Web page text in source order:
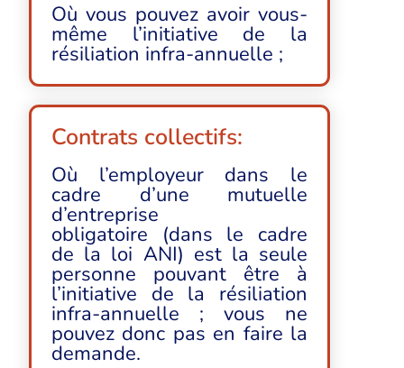
Où vous pouvez avoir vous-
même l’initiative de la
résiliation infra-annuelle ;
Contrats collectifs:
Où l’employeur dans le
cadre d’une mutuelle
d’entreprise
obligatoire (dans le cadre
de la loi ANI) est la seule
personne pouvant être à
l’initiative de la résiliation
infra-annuelle ; vous ne
pouvez donc pas en faire la
demande.